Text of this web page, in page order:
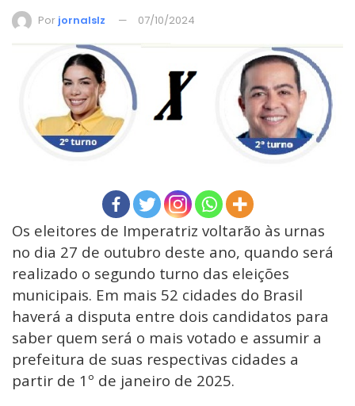
Por jornalslz 07/10/2024
Os eleitores de Imperatriz voltarão às urnas
no dia 27 de outubro deste ano, quando será
realizado o segundo turno das eleições
municipais. Em mais 52 cidades do Brasil
haverá a disputa entre dois candidatos para
saber quem será o mais votado e assumir a
prefeitura de suas respectivas cidades a
partir de 1º de janeiro de 2025.